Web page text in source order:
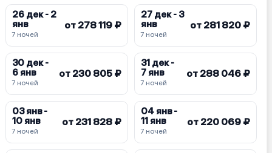
26 дек - 2
янв
7 ночей
от 278 119 ₽
27 дек - 3
янв
7 ночей
от 281 820 ₽
30 дек -
6 янв
7 ночей
от 230 805 ₽
31 дек -
7 янв
7 ночей
от 288 046 ₽
03 янв -
10 янв
7 ночей
от 231 828 ₽
04 янв -
11 янв
7 ночей
от 220 069 ₽